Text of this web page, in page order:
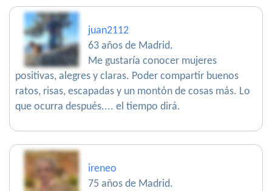
juan2112
63 años de Madrid.
Me gustaría conocer mujeres
positivas, alegres y claras. Poder compartir buenos
ratos, risas, escapadas y un montón de cosas más. Lo
que ocurra después.... el tiempo dirá.
ireneo
75 años de Madrid.